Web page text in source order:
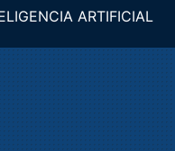
ARTIFICIAL